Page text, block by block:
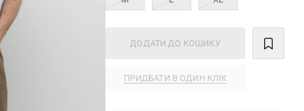
ДОДАТИ ДО КОШИКУ
ПРИДБАТИ В ОДИН КЛІК